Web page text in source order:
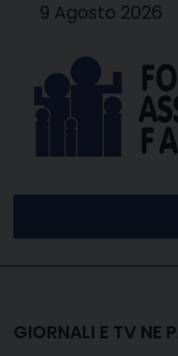
9 Agosto 2026
GIORNALI E TV NE